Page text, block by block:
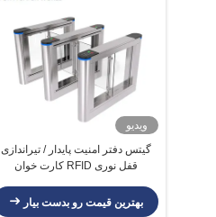
ویدیو
گیتس دفتر امنیت پایدار / تیراندازی
قفل نوری RFID کارت خوان
بهترین قیمت رو بدست بیار